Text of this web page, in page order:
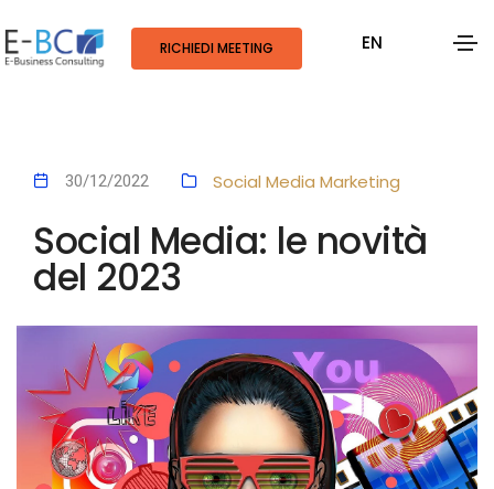
RICHIEDI MEETING EN
30/12/2022 Social Media Marketing
Social Media: le novità
del 2023